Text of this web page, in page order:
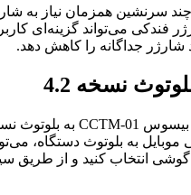
چند سرنشین همزمان نیاز به
فندکی می‌تواند گزینه‌ای
شارژر جداگانه را کاهش دهد.
نسخه 4.2
موبایل به بلوتوث دستگاه،
گوشی انتخاب کنید و از طریق